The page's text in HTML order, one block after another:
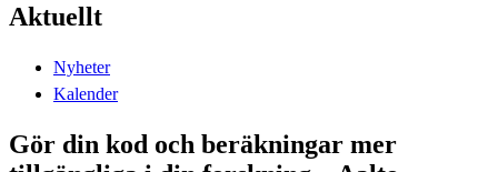
Aktuellt
Nyheter
Kalender
Gör din kod och beräkningar mer